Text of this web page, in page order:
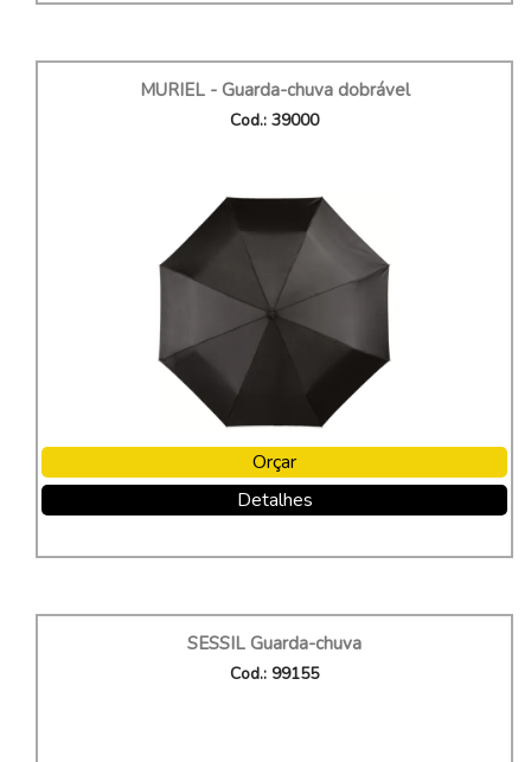
MURIEL - Guarda-chuva dobrável
Cod.: 39000
Orçar
Detalhes
SESSIL Guarda-chuva
Cod.: 99155